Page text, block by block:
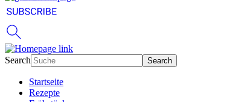
Search
Startseite
Rezepte